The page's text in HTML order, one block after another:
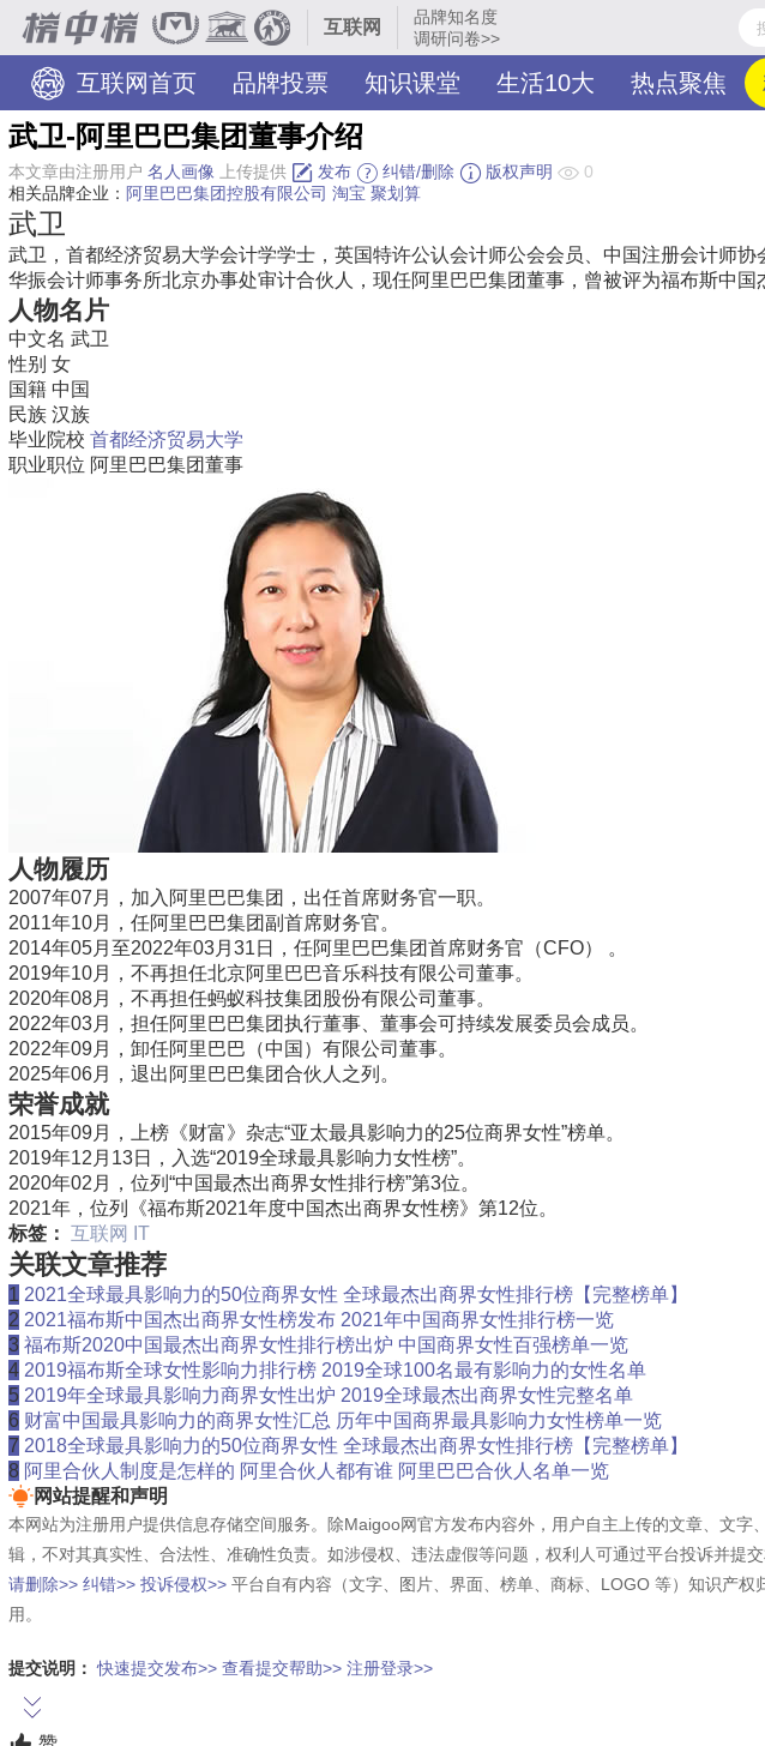
互联网
品牌知名度
调研问卷>>
互联网首页 品牌投票 知识课堂 生活10大 热点聚焦
武卫-阿里巴巴集团董事介绍
本文章由注册用户 名人画像 上传提供 发布 纠错/删除 版权声明
0
相关品牌企业： 阿里巴巴集团控股有限公司 淘宝 聚划算
武卫
武卫，首都经济贸易大学会计学学士，英国特许公认会计师公会会员、中国注册会计师
华振会计师事务所北京办事处审计合伙人，现任阿里巴巴集团董事，曾被评为福布斯中国
人物名片
中文名 武卫
性别 女
国籍 中国
民族 汉族
毕业院校 首都经济贸易大学
职业职位 阿里巴巴集团董事
人物履历
2007年07月，加入阿里巴巴集团，出任首席财务官一职。
2011年10月，任阿里巴巴集团副首席财务官。
2014年05月至2022年03月31日，任阿里巴巴集团首席财务官（CFO） 。
2019年10月，不再担任北京阿里巴巴音乐科技有限公司董事。
2020年08月，不再担任蚂蚁科技集团股份有限公司董事。
2022年03月，担任阿里巴巴集团执行董事、董事会可持续发展委员会成员。
2022年09月，卸任阿里巴巴（中国）有限公司董事。
2025年06月，退出阿里巴巴集团合伙人之列。
荣誉成就
2015年09月，上榜《财富》杂志“亚太最具影响力的25位商界女性”榜单。
2019年12月13日，入选“2019全球最具影响力女性榜”。
2020年02月，位列“中国最杰出商界女性排行榜”第3位。
2021年，位列《福布斯2021年度中国杰出商界女性榜》第12位。
标签： 互联网 IT
关联文章推荐
1 2021全球最具影响力的50位商界女性 全球最杰出商界女性排行榜【完整榜单】
2 2021福布斯中国杰出商界女性榜发布 2021年中国商界女性排行榜一览
3 福布斯2020中国最杰出商界女性排行榜出炉 中国商界女性百强榜单一览
4 2019福布斯全球女性影响力排行榜 2019全球100名最有影响力的女性名单
5 2019年全球最具影响力商界女性出炉 2019全球最杰出商界女性完整名单
6 财富中国最具影响力的商界女性汇总 历年中国商界最具影响力女性榜单一览
7 2018全球最具影响力的50位商界女性 全球最杰出商界女性排行榜【完整榜单】
8 阿里合伙人制度是怎样的 阿里合伙人都有谁 阿里巴巴合伙人名单一览
网站提醒和声明
本网站为注册用户提供信息存储空间服务。除Maigoo网官方发布内容外，用户自主上传的文章、文字
辑，不对其真实性、合法性、准确性负责。如涉侵权、违法虚假等问题，权利人可通过平台投诉并提
请删除>> 纠错>> 投诉侵权>> 平台自有内容（文字、图片、界面、榜单、商标、LOGO 等）知识产
用。
提交说明： 快速提交发布>> 查看提交帮助>> 注册登录>>